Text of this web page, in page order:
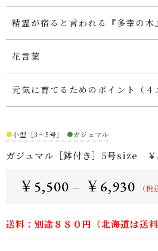
お問い合わせ
精霊が宿ると言われる『多幸の木
花言葉
元気に育てるためのポイント（４
●小型［3～5号］ ●ガジュマル
ガジュマル［鉢付き］5号size
￥ 5,500 – ￥6,930 （税
送料：別途８８０円（北海道は送料